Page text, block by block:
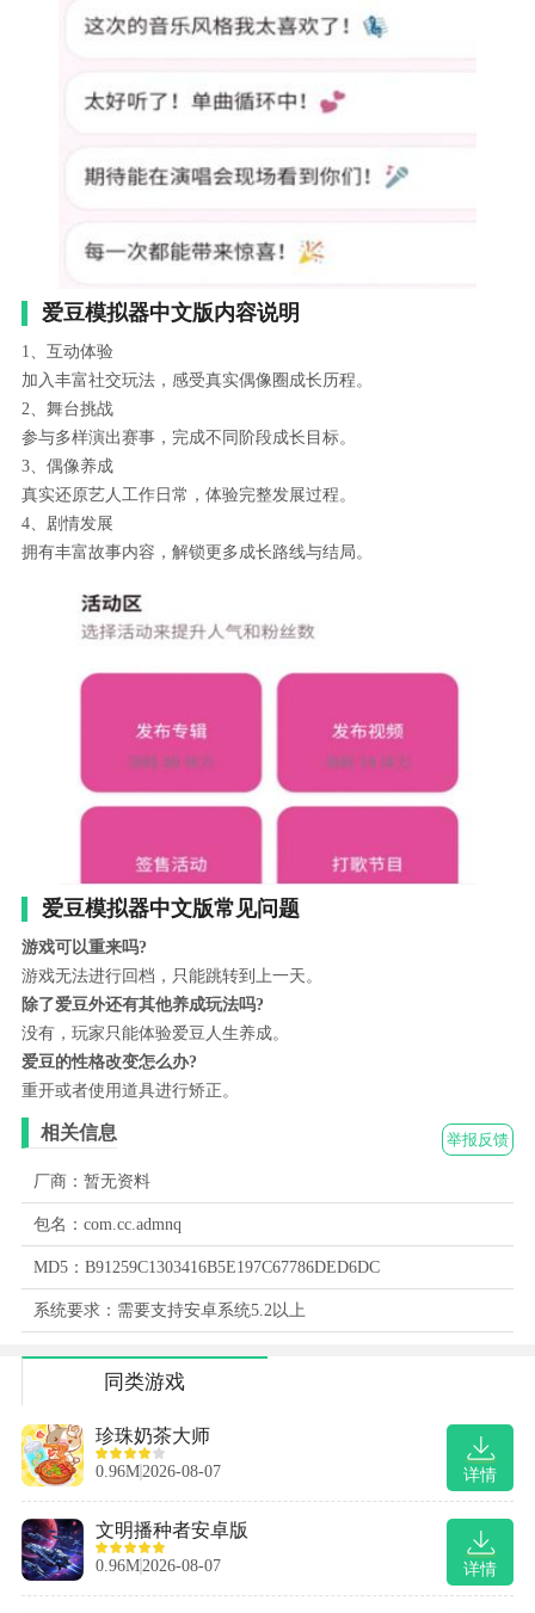
爱豆模拟器中文版内容说明
1、互动体验
加入丰富社交玩法，感受真实偶像圈成长历程。
2、舞台挑战
参与多样演出赛事，完成不同阶段成长目标。
3、偶像养成
真实还原艺人工作日常，体验完整发展过程。
4、剧情发展
拥有丰富故事内容，解锁更多成长路线与结局。
爱豆模拟器中文版常见问题
游戏可以重来吗?
游戏无法进行回档，只能跳转到上一天。
除了爱豆外还有其他养成玩法吗?
没有，玩家只能体验爱豆人生养成。
爱豆的性格改变怎么办?
重开或者使用道具进行矫正。
举报反馈
相关信息
厂商：暂无资料
包名：com.cc.admnq
MD5：B91259C1303416B5E197C67786DED6DC
系统要求：需要支持安卓系统5.2以上
同类游戏
详情
珍珠奶茶大师
0.96M2026-08-07
详情
文明播种者安卓版
0.96M2026-08-07